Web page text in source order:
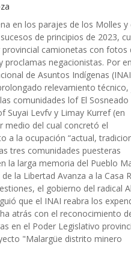
en los parajes de los Molles y
de principios de 2023,
provincial camionetas con fotos
proclamas negacionistas. Por
de Asuntos Indígenas
relevamiento técnico,
comunidades lof El Sosneado
Suyai Levfv y Limay Kurref (en
medio del cual concretó el
a la ocupación “actual,
tres comunidades puesteras
la larga memoria del Pueblo
la Libertad Avanza a la Casa
el gobierno del radical
que el INAI reabra los
atrás con el reconocimiento
en el Poder Legislativo
"Malargüe distrito minero